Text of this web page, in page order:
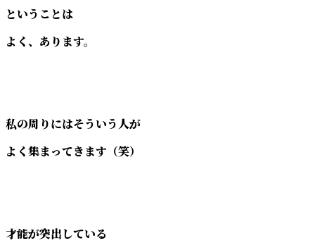
ということは
よく、あります。
私の周りにはそういう人が
よく集まってきます（笑）
才能が突出している